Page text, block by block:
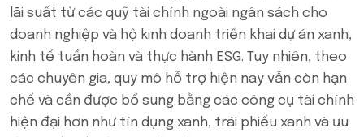
lãi suất từ các quỹ tài chính ngoài ngân sách cho
doanh nghiệp và hộ kinh doanh triển khai dự án xanh,
kinh tế tuần hoàn và thực hành ESG. Tuy nhiên, theo
các chuyên gia, quy mô hỗ trợ hiện nay vẫn còn hạn
chế và cần được bổ sung bằng các công cụ tài chính
hiện đại hơn như tín dụng xanh, trái phiếu xanh và ưu